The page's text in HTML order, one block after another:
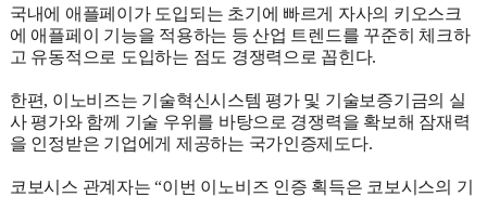
국내에 애플페이가 도입되는 초기에 빠르게 자사의 키오스크
에 애플페이 기능을 적용하는 등 산업 트렌드를 꾸준히 체크하
고 유동적으로 도입하는 점도 경쟁력으로 꼽힌다.
한편, 이노비즈는 기술혁신시스템 평가 및 기술보증기금의 실
사 평가와 함께 기술 우위를 바탕으로 경쟁력을 확보해 잠재력
을 인정받은 기업에게 제공하는 국가인증제도다.
코보시스 관계자는 “이번 이노비즈 인증 획득은 코보시스의 기